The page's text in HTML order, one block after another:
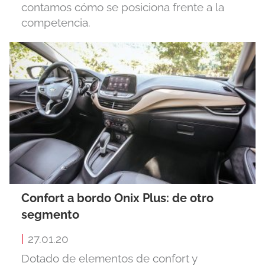
contamos cómo se posiciona frente a la
competencia.
Confort a bordo Onix Plus: de otro
segmento
27.01.20
Dotado de elementos de confort y